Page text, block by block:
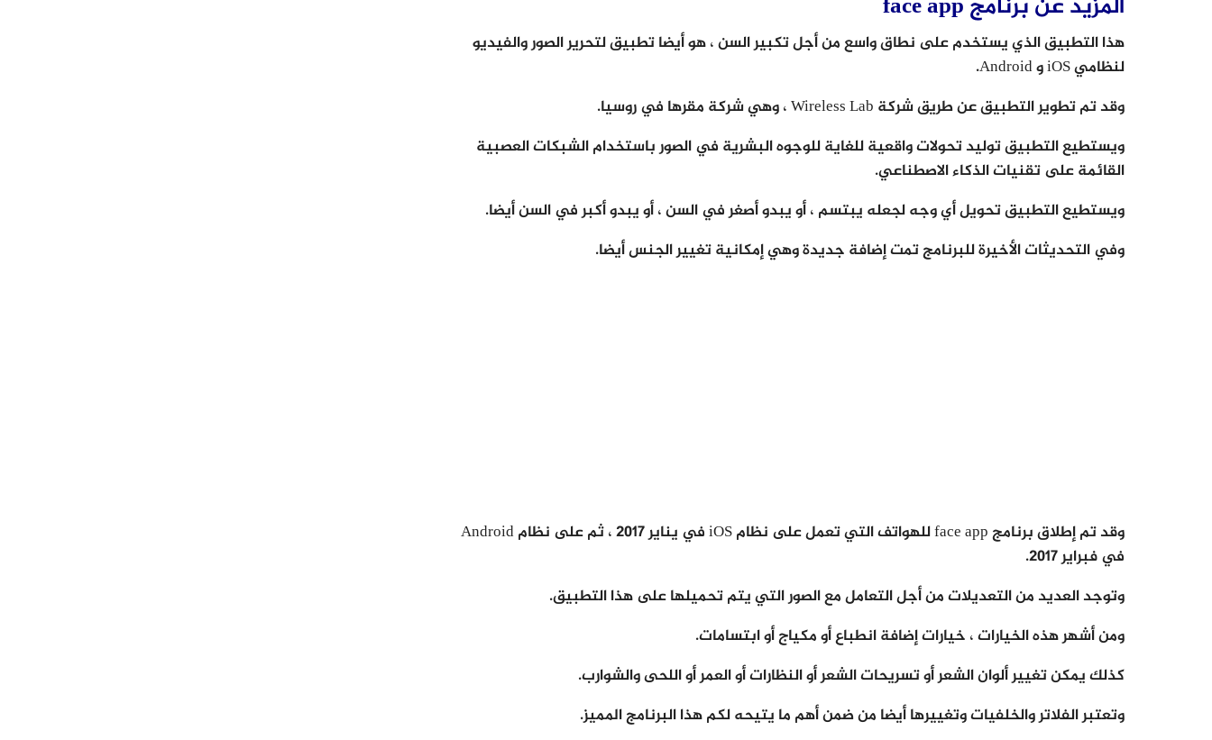
المزيد عن برنامج face app
هذا التطبيق الذي يستخدم على نطاق واسع من أجل تكبير السن ، هو أيضا تطبيق لتحرير الصور والفيديو
لنظامي iOS و Android.
وقد تم تطوير التطبيق عن طريق شركة Wireless Lab ، وهي شركة مقرها في روسيا.
ويستطيع التطبيق توليد تحولات واقعية للغاية للوجوه البشرية في الصور باستخدام الشبكات العصبية
القائمة على تقنيات الذكاء الاصطناعي.
ويستطيع التطبيق تحويل أي وجه لجعله يبتسم ، أو يبدو أصغر في السن ، أو يبدو أكبر في السن أيضا.
وفي التحديثات الأخيرة للبرنامج تمت إضافة جديدة وهي إمكانية تغيير الجنس أيضا.
وقد تم إطلاق برنامج face app للهواتف التي تعمل على نظام iOS في يناير 2017 ، ثم على نظام Android
في فبراير 2017.
وتوجد العديد من التعديلات من أجل التعامل مع الصور التي يتم تحميلها على هذا التطبيق.
ومن أشهر هذه الخيارات ، خيارات إضافة انطباع أو مكياج أو ابتسامات.
كذلك يمكن تغيير ألوان الشعر أو تسريحات الشعر أو النظارات أو العمر أو اللحى والشوارب.
وتعتبر الفلاتر والخلفيات وتغييرها أيضا من ضمن أهم ما يتيحه لكم هذا البرنامج المميز.